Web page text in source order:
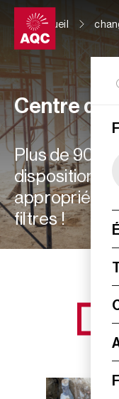
Panneau de gestion
Accueil
Centre de
Plus de 900
disposition :
appropriées
filtres !